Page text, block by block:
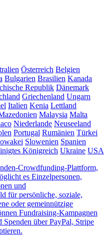
Österreich Belgien
Bulgarien Brasilien Kanada
Republik Dänemark
Griechenland Ungarn
Italien Kenia Lettland
Malaysia Malta
Niederlande Neuseeland
Portugal Rumänien Türkei
Slowenien Spanien
Königreich Ukraine USA
Crowdfunding-Plattform,
es Einzelpersonen,
und
für persönliche, soziale,
oder gemeinnützige
Fundraising-Kampagnen
Spenden über PayPal, Stripe